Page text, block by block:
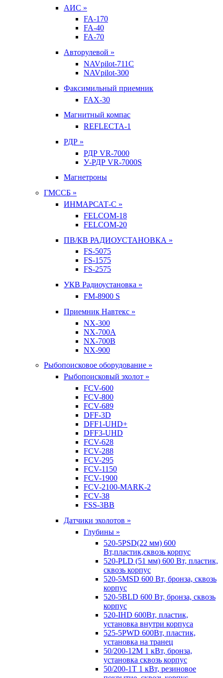
АИС »
FA-170
FA-40
FA-70
Авторулевой »
NAVpilot-711С
NAVpilot-300
Факсимильный приемник
FAX-30
Магнитный компас
REFLECTA-1
РДР »
РДР VR-7000
У-РДР VR-7000S
Магнетроны
ГМССБ »
ИНМАРСАТ-С »
FELCOM-18
FELCOM-20
ПВ/КВ РАДИОУСТАНОВКА »
FS-5075
FS-1575
FS-2575
УКВ Радиоустановка »
FM-8900 S
Приемник Навтекс »
NX-300
NX-700A
NX-700B
NX-900
Рыбопоисковое оборудование »
Рыбопоисковый эхолот »
FCV-600
FCV-800
FCV-689
DFF-3D
DFF1-UHD+
DFF3-UHD
FCV-628
FCV-288
FCV-295
FCV-1150
FCV-1900
FCV-2100-MARK-2
FCV-38
FSS-3BB
Датчики эхолотов »
Глубины »
520-5PSD(22 мм) 600
Вт,пластик,сквозь корпус
520-PLD (51 мм) 600 Вт, пластик,
сквозь корпус
520-5MSD 600 Вт, бронза, сквозь
корпус
520-5BLD 600 Вт, бронза, сквозь
корпус
520-IHD 600Вт, пластик,
установка внутри корпуса
525-5PWD 600Вт, пластик,
установка на транец
50/200-12M 1 кВт, бронза,
установка сквозь корпус
50/200-1T 1 кВт, резиновое